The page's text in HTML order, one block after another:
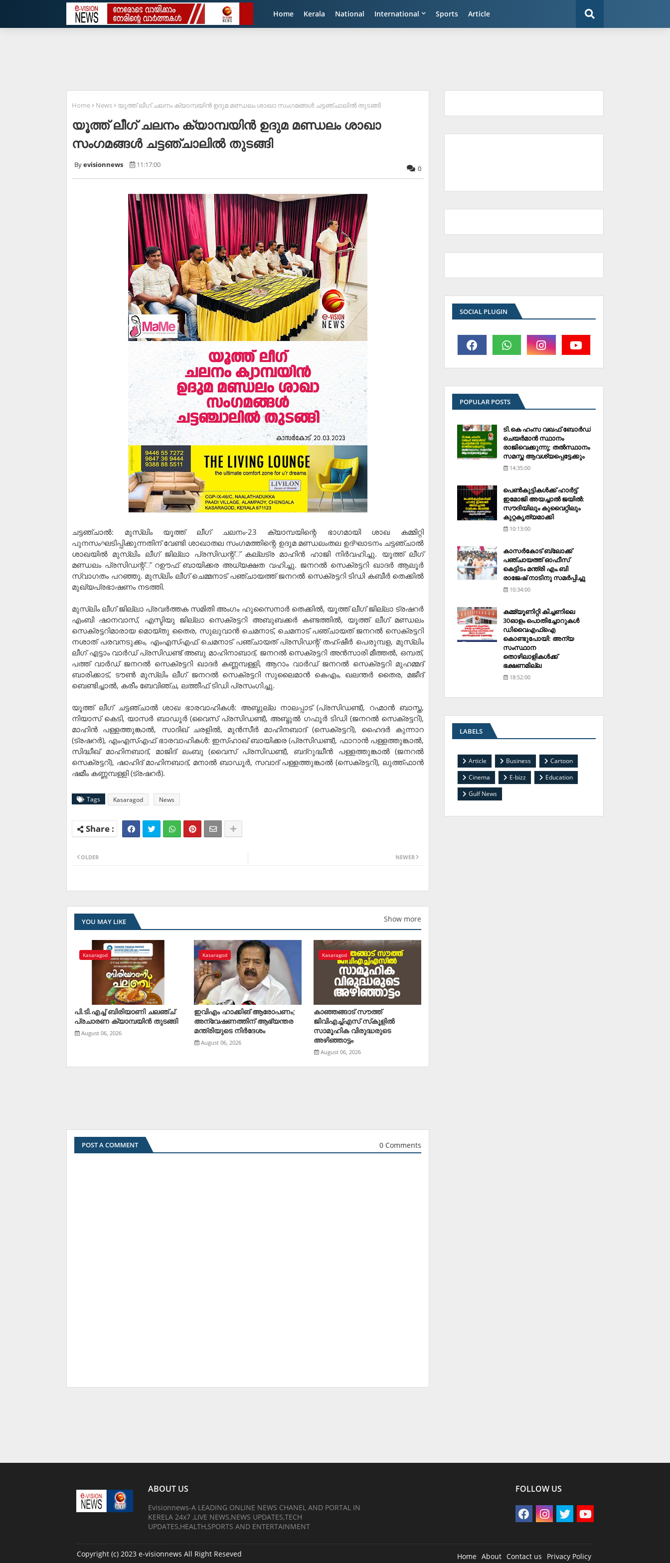
Home Kerala National International Sports Article
Home News യൂത്ത് ലീഗ് ചലനം ക്യാമ്പയിന്‍ ഉദുമ മണ്ഡലം ശാഖാ സംഗമങ്ങള്‍ ചട്ടഞ്ചാലില്‍ തുടങ്ങി
യൂത്ത് ലീഗ് ചലനം ക്യാമ്പയിന്‍ ഉദുമ മണ്ഡലം ശാഖാ
സംഗമങ്ങള്‍ ചട്ടഞ്ചാലില്‍ തുടങ്ങി
evisionnews 11:17:00 0
ചട്ടഞ്ചാല്‍: മുസ്ലിം യൂത്ത് ലീഗ് ചലനം-23 ക്യാമ്പയിന്റെ ഭാഗമായി ശാഖ കമ്മിറ്റി
പുനസംഘടിപ്പിക്കുന്നതിന് വേണ്ടി ശാഖാതല സംഗമത്തിന്റെ ഉദുമ മണ്ഡലംതല ഉദ്ഘാടനം ചട്ടഞ്ചാല്‍
ശാഖയില്‍ മുസ്ലിം ലീഗ് ജില്ലാ പ്രസിഡന്റ്് കല്ലട്ര മാഹിന്‍ ഹാജി നിര്‍വഹിച്ചു. യൂത്ത് ലീഗ്
മണ്ഡലം പ്രസിഡന്റ്് റഊഫ് ബായിക്കര അധ്യക്ഷത വഹിച്ചു. ജനറല്‍ സെക്രട്ടറി ഖാദര്‍ ആലൂര്‍
സ്വാഗതം പറഞ്ഞു. മുസ്ലിം ലീഗ് ചെമ്മനാട് പഞ്ചായത്ത് ജനറല്‍ സെക്രട്ടറി ടിഡി കബീര്‍ തെക്കില്‍
മുഖ്യപ്രഭാഷണം നടത്തി.
മുസ്ലിം ലീഗ് ജില്ലാ പ്രവര്‍ത്തക സമിതി അംഗം ഹുസൈനാര്‍ തെക്കില്‍, യൂത്ത് ലീഗ് ജില്ലാ ട്രഷറര്‍
എംബി ഷാനവാസ്, എസ്ടിയു ജില്ലാ സെക്രട്ടറി അബുബക്കര്‍ കണ്ടത്തില്‍, യൂത്ത് ലീഗ് മണ്ഡലം
സെക്രട്ടറിമാരായ മൊയ്തു തൈര, സുലുവാന്‍ ചെമനാട്, ചെമനാട് പഞ്ചായത് ജനറല്‍ സെക്രട്ടറി
നശാത് പരവനടുക്കം, എംഎസ്എഫ് ചെമനാട് പഞ്ചായത് പ്രസിഡന്റ് തഹ്ഷീര്‍ പെരുമ്പള, മുസ്ലിം
ലീഗ് എട്ടാം വാര്‍ഡ് പ്രസിഡണ്ട് അബു മാഹിനാബാദ്, ജനറല്‍ സെക്രട്ടറി അന്‍സാരി മീത്തല്‍, ഒമ്പത്,
പത്ത് വാര്‍ഡ് ജനറല്‍ സെക്രട്ടറി ഖാദര്‍ കണ്ണമ്പള്ളി, ആറാം വാര്‍ഡ് ജനറല്‍ സെക്രട്ടറി മുഹമ്മദ്
ബാരിക്കാട്, ടൗണ്‍ മുസ്ലിം ലീഗ് ജനറല്‍ സെക്രട്ടറി സുലൈമാന്‍ കെഎം, ഖലന്തര്‍ തൈര, മജീദ്
ബെണ്ടിച്ചാല്‍, കരീം ബേവിഞ്ച, ലത്തീഫ് ടിഡി പ്രസംഗിച്ചു.
യൂത്ത് ലീഗ് ചട്ടഞ്ചാല്‍ ശാഖ ഭാരവാഹികള്‍: അബ്ദുല്ല നാലപ്പാട് (പ്രസിഡണ്ട്), റഹ്മാന്‍ ബാസ്ത,
നിയാസ് കെടി, യാസര്‍ ബാഡൂര്‍ (വൈസ് പ്രസിഡണ്ട്), അബ്ദുല്‍ ഗഫൂര്‍ ടിഡി (ജനറല്‍ സെക്രട്ടറി),
മാഹിന്‍ പള്ളത്തുങ്കാല്‍, സാദിഖ് ചരളില്‍, മുന്‍സീര്‍ മാഹിനബാദ് (സെക്രട്ടറി), ഹൈദര്‍ കുന്നാറ
(ട്രഷറര്‍), എംഎസ്എഫ് ഭാരവാഹികള്‍: ഇസ്ഹാഖ് ബായിക്കര (പ്രസിഡണ്ട്), ഫാറാന്‍ പള്ളത്തുങ്കാല്‍,
സിദ്ധീഖ് മാഹിനബാദ്, മാജിദ് ലംബു (വൈസ് പ്രസിഡണ്ട്), ബദ്‌റുദ്ധീന്‍ പള്ളത്തുങ്കാല്‍ (ജനറല്‍
സെക്രട്ടറി), ഷാഹിദ് മാഹിനബാദ്, മനാല്‍ ബാഡൂര്‍, സവാദ് പള്ളത്തുങ്കാല്‍ (സെക്രട്ടറി), ലുത്ത്ഫാന്‍
ഷമീം കണ്ണമ്പള്ളി (ട്രഷറര്‍).
Tags Kasaragod News
NEWER
OLDER
YOU MAY LIKE Show more
Kasaragod
പി.ടി.എച്ച് ബിരിയാണി ചലഞ്ച്
പ്രചാരണ ക്യാമ്പയിൻ തുടങ്ങി
August 06, 2026
Kasaragod
ഇവിഎം ഹാക്കിങ് ആരോപണം;
അന്വേഷണത്തിന് ആഭ്യന്തര
മന്ത്രിയുടെ നിര്‍ദേശം
August 06, 2026
Kasaragod
കാഞ്ഞങ്ങാട് സൗത്ത്
ജിവിഎച്ച്എസ് സ്‌കൂളില്‍
സാമൂഹിക വിരുദ്ധരുടെ
അഴിഞ്ഞാട്ടം
August 06, 2026
POST A COMMENT 0 Comments
SOCIAL PLUGIN
POPULAR POSTS
ടി.കെ ഹംസ വഖഫ് ബോര്‍ഡ്
ചെയര്‍മാന്‍ സ്ഥാനം
രാജിവെക്കുന്നു; തല്‍സ്ഥാനം
സമസ്ത ആവശ്യപ്പെട്ടേക്കും
14:35:00
പെണ്‍കുട്ടികള്‍ക്ക് ഹാര്‍ട്ട്
ഇമോജി അയച്ചാല്‍ ജയില്‍:
സൗദിയിലും കുവൈറ്റിലും
കുറ്റകൃത്യമാക്കി
10:13:00
കാസര്‍കോട് ബ്ലോക്ക്
പഞ്ചായത്ത് ഓഫീസ്
കെട്ടിടം മന്ത്രി എം.ബി
രാജേഷ് നാടിനു സമര്‍പ്പിച്ചു
10:34:00
കമ്മ്യൂണിറ്റി കിച്ചണിലെ
30ഓളം പൊതിച്ചോറുകള്‍
ഡിവൈഎഫ്‌ഐ
കൊണ്ടുപോയി: അന്യ
സംസ്ഥാന
തൊഴിലാളികള്‍ക്ക്
ഭക്ഷണമില്ല
18:52:00
LABELS
Article Business
Cartoon
Cinema
E-bizz
Education
Gulf News
ABOUT US
Evisionnews-A LEADING ONLINE NEWS CHANEL AND PORTAL IN
KERELA 24x7 ,LIVE NEWS,NEWS UPDATES,TECH
UPDATES,HEALTH,SPORTS AND ENTERTAINMENT
FOLLOW US
Home About Contact us Privacy Policy
Copyright (c) 2023 e-visionnews All Right Reseved